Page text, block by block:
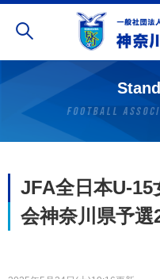
JFA全日本U-
会神奈川県予